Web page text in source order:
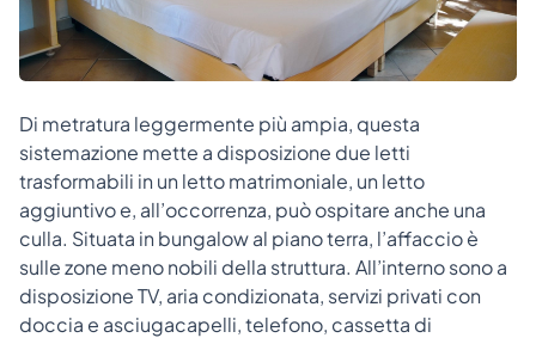
Di metratura leggermente più ampia, questa
sistemazione mette a disposizione due letti
trasformabili in un letto matrimoniale, un letto
aggiuntivo e, all’occorrenza, può ospitare anche una
culla. Situata in bungalow al piano terra, l’affaccio è
sulle zone meno nobili della struttura. All’interno sono a
disposizione TV, aria condizionata, servizi privati con
doccia e asciugacapelli, telefono, cassetta di